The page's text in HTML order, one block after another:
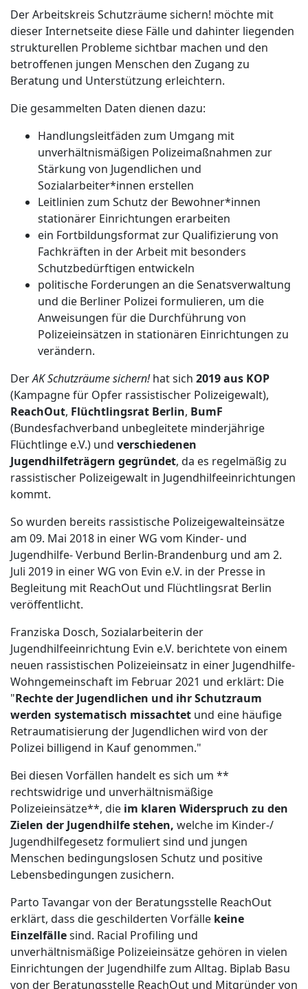
Der Arbeitskreis Schutzräume sichern! möchte mit
dieser Internetseite diese Fälle und dahinter liegenden
strukturellen Probleme sichtbar machen und den
betroffenen jungen Menschen den Zugang zu
Beratung und Unterstützung erleichtern.
Die gesammelten Daten dienen dazu:
Handlungsleitfäden zum Umgang mit
unverhältnismäßigen Polizeimaßnahmen zur
Stärkung von Jugendlichen und
Sozialarbeiter*innen erstellen
Leitlinien zum Schutz der Bewohner*innen
stationärer Einrichtungen erarbeiten
ein Fortbildungsformat zur Qualifizierung von
Fachkräften in der Arbeit mit besonders
Schutzbedürftigen entwickeln
politische Forderungen an die Senatsverwaltung
und die Berliner Polizei formulieren, um die
Anweisungen für die Durchführung von
Polizeieinsätzen in stationären Einrichtungen zu
verändern.
DerAK Schutzräume sichern!hat sich 2019 aus KOP
(Kampagne für Opfer rassistischer Polizeigewalt),
ReachOut, Flüchtlingsrat Berlin, BumF
(Bundesfachverband unbegleitete minderjährige
Flüchtlinge e.V.) und verschiedenen
Jugendhilfeträgern gegründet, da es regelmäßig zu
rassistischer Polizeigewalt in Jugendhilfeeinrichtungen
kommt.
So wurden bereits rassistische Polizeigewalteinsätze
am 09. Mai 2018 in einer WG vom Kinder- und
Jugendhilfe- Verbund Berlin-Brandenburg und am 2.
Juli 2019 in einer WG von Evin e.V. in der Presse in
Begleitung mit ReachOut und Flüchtlingsrat Berlin
veröffentlicht.
Franziska Dosch, Sozialarbeiterin der
Jugendhilfeeinrichtung Evin e.V. berichtete von einem
neuen rassistischen Polizeieinsatz in einer Jugendhilfe-
Wohngemeinschaft im Februar 2021 und erklärt: Die
"Rechte der Jugendlichen und ihr Schutzraum
werden systematisch missachtet und eine häufige
Retraumatisierung der Jugendlichen wird von der
Polizei billigend in Kauf genommen."
Bei diesen Vorfällen handelt es sich um **
rechtswidrige und unverhältnismäßige
Polizeieinsätze**, die im klaren Widerspruch zu den
Zielen der Jugendhilfe stehen, welche im Kinder-/
Jugendhilfegesetz formuliert sind und jungen
Menschen bedingungslosen Schutz und positive
Lebensbedingungen zusichern.
Parto Tavangar von der Beratungsstelle ReachOut
erklärt, dass die geschilderten Vorfälle keine
Einzelfällesind. Racial Profiling und
unverhältnismäßige Polizeieinsätze gehören in vielen
Einrichtungen der Jugendhilfe zum Alltag. Biplab Basu
von der Beratungsstelle ReachOut und Mitgründer von